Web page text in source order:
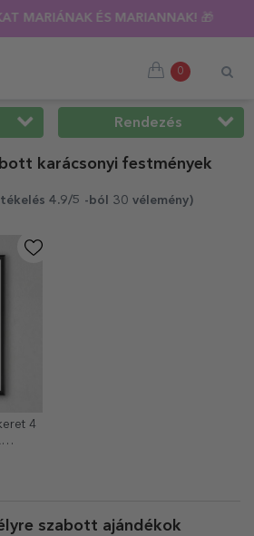
TÖBB MINT 100 SZEMÉLYRE
0
Rendezés
karácsonyi festmények
4.9/5 -ból 30 vélemény)
4
szabott ajándékok